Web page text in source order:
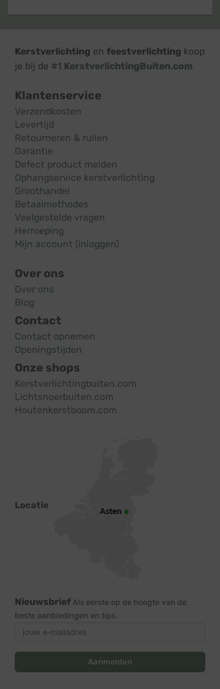
Kerstverlichting en feestverlichting koop
je bij de #1 KerstverlichtingBuiten.com
Klantenservice
Verzendkosten
Levertijd
Retourneren & ruilen
Garantie
Defect product melden
Ophangservice kerstverlichting
Groothandel
Betaalmethodes
Veelgestelde vragen
Herroeping
Mijn account (inloggen)
Over ons
Over ons
Blog
Contact
Contact opnemen
Openingstijden
Onze shops
Kerstverlichtingbuiten.com
Lichtsnoerbuiten.com
Houtenkerstboom.com
Locatie
Nieuwsbrief Als eerste op de hoogte van de
beste aanbiedingen en tips.
Aanmelden